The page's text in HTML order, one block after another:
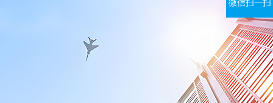
微信扫一扫